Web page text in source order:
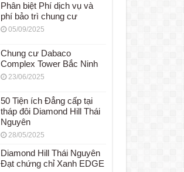
Phân biệt Phí dịch vụ và
phí bảo trì chung cư
05/09/2025
Chung cư Dabaco
Complex Tower Bắc Ninh
23/06/2025
50 Tiện ích Đẳng cấp tại
tháp đôi Diamond Hill Thái
Nguyên
28/05/2025
Diamond Hill Thái Nguyên
Đạt chứng chỉ Xanh EDGE